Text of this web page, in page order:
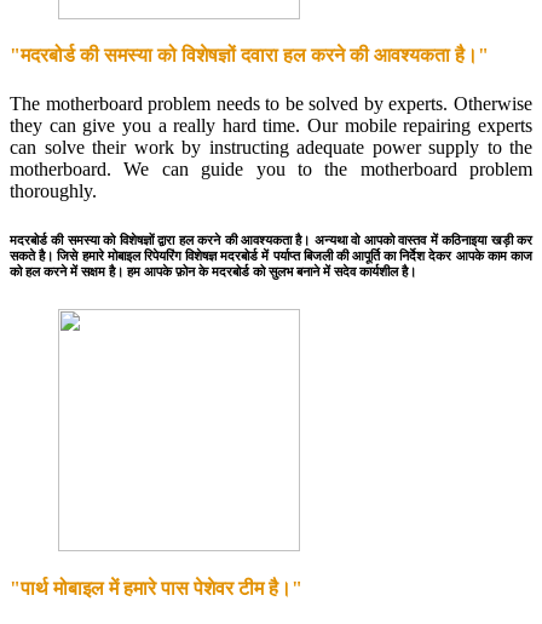
"मदरबोर्ड की समस्या को विशेषज्ञों दवारा हल करने की आवश्यकता है।"
The motherboard problem needs to be solved by experts. Otherwise
they can give you a really hard time. Our mobile repairing experts
can solve their work by instructing adequate power supply to the
motherboard. We can guide you to the motherboard problem
thoroughly.
मदरबोर्ड की समस्या को विशेषज्ञों द्वारा हल करने की आवश्यकता है। अन्यथा वो आपको वास्तव में कठिनाइया खड़ी कर
सकते है। जिसे हमारे मोबाइल रिपेयरिंग विशेषज्ञ मदरबोर्ड में पर्याप्त बिजली की आपूर्ति का निर्देश देकर आपके काम काज
को हल करने में सक्षम है। हम आपके फ़ोन के मदरबोर्ड को सुलभ बनाने में सदेव कार्यशील है।
"पार्थ मोबाइल में हमारे पास पेशेवर टीम है।"